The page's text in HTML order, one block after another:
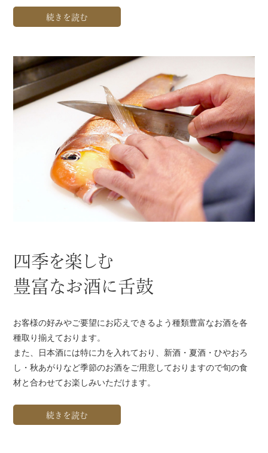
続きを読む
四季を楽しむ
豊富なお酒に舌鼓
お客様の好みやご要望にお応えできるよう種類豊富なお酒を各
種取り揃えております。
また、日本酒には特に力を入れており、新酒・夏酒・ひやおろ
し・秋あがりなど季節のお酒をご用意しておりますので旬の食
材と合わせてお楽しみいただけます。
続きを読む